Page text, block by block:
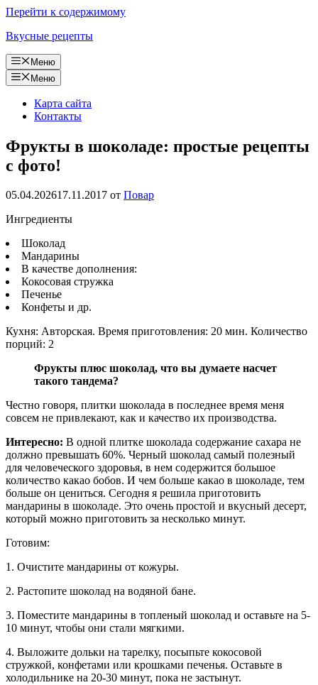
Перейти к содержимому
Вкусные рецепты
Меню
Меню
Карта сайта
Контакты
Фрукты в шоколаде: простые рецепты
с фото!
05.04.202617.11.2017 от Повар
Ингредиенты
Шоколад
Мандарины
В качестве дополнения:
Кокосовая стружка
Печенье
Конфеты и др.
Кухня: Авторская. Время приготовления: 20 мин. Количество
порций: 2
Фрукты плюс шоколад, что вы думаете насчет
такого тандема?
Честно говоря, плитки шоколада в последнее время меня
совсем не привлекают, как и качество их производства.
Интересно: В одной плитке шоколада содержание сахара не
должно превышать 60%. Черный шоколад самый полезный
для человеческого здоровья, в нем содержится большое
количество какао бобов. И чем больше какао в шоколаде, тем
больше он цениться. Сегодня я решила приготовить
мандарины в шоколаде. Это очень простой и вкусный десерт,
который можно приготовить за несколько минут.
Готовим:
1. Очистите мандарины от кожуры.
2. Растопите шоколад на водяной бане.
3. Поместите мандарины в топленый шоколад и оставьте на 5-
10 минут, чтобы они стали мягкими.
4. Выложите дольки на тарелку, посыпьте кокосовой
стружкой, конфетами или крошками печенья. Оставьте в
холодильнике на 20-30 минут, пока не застынут.